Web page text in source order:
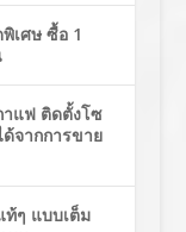
เศษ ซื้อ 1
าแฟ ติดตั้งโซ
จากการขาย
ๆ แบบเต็ม